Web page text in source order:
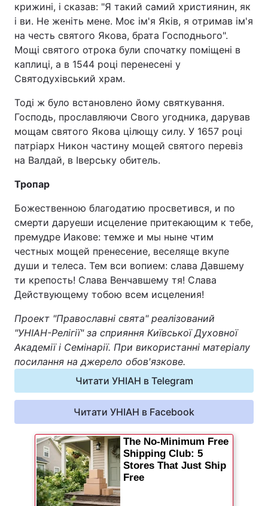
Здоров'я Туризм
Цікавинки Погода
Відео з Youtube
Інтерв'ю Думки
Архів Вакансії
ПОСЛУГИ
Реклама на сайті Фотобанк
Моніторинг Пресцентр
крижині, і сказав: "Я такий самий християнин, як
і ви. Не женіть мене. Моє ім'я Яків, я отримав ім'я
на честь святого Якова, брата Господнього".
Мощі святого отрока були спочатку поміщені в
каплиці, а в 1544 році перенесені у
Святодухівський храм.
Тоді ж було встановлено йому святкування.
Господь, прославляючи Свого угодника, дарував
мощам святого Якова цілющу силу. У 1657 році
патріарх Никон частину мощей святого перевіз
на Валдай, в Іверську обитель.
Тропар
Божественною благодатию просветився, и по
смерти даруеши исцеление притекающим к тебе,
премудре Иакове: темже и мы ныне чтим
честных мощей пренесение, веселяще вкупе
души и телеса. Тем вси вопием: слава Давшему
ти крепость! Слава Венчавшему тя! Слава
Действующему тобою всем исцеления!
Проект "Православні свята" реалізований
"УНІАН-Релігії" за сприяння Київської Духовної
Академії і Семінарії. При використанні матеріалу
посилання на джерело обов'язкове.
Читати УНІАН в Telegram
Читати УНІАН в Facebook